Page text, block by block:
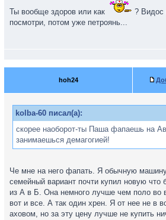
Ты вообще здоров или как
? Видос
посмотри, потом уже петроянь...
hoh24
kolba-60 писал(а):
скорее наоборот-ты Паша фапаешь на
занимаешься демагогией!
Че мне на него фапать. Я обычную
семейный вариант почти купил новую что
из А в Б. Она немного лучше чем поло во
вот и все. А так один хрен. Я от нее не в
аховом, но за эту цену лучше не купить